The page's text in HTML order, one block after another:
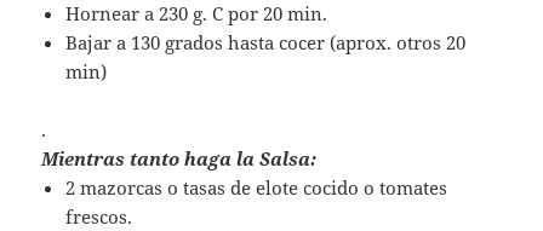
Hornear a 230 g. C por 20 min.
Bajar a 130 grados hasta cocer (aprox. otros 20
min)
.
Mientras tanto haga la Salsa:
2 mazorcas o tasas de elote cocido o tomates
frescos.